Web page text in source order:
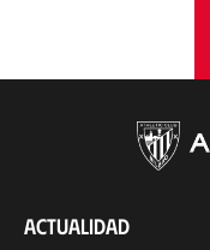
ACTUALIDAD